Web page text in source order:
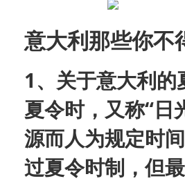
意大利那些你不
1、 关于意大利的
夏令时，又称“日
源而人为规定时
过夏令时制，但